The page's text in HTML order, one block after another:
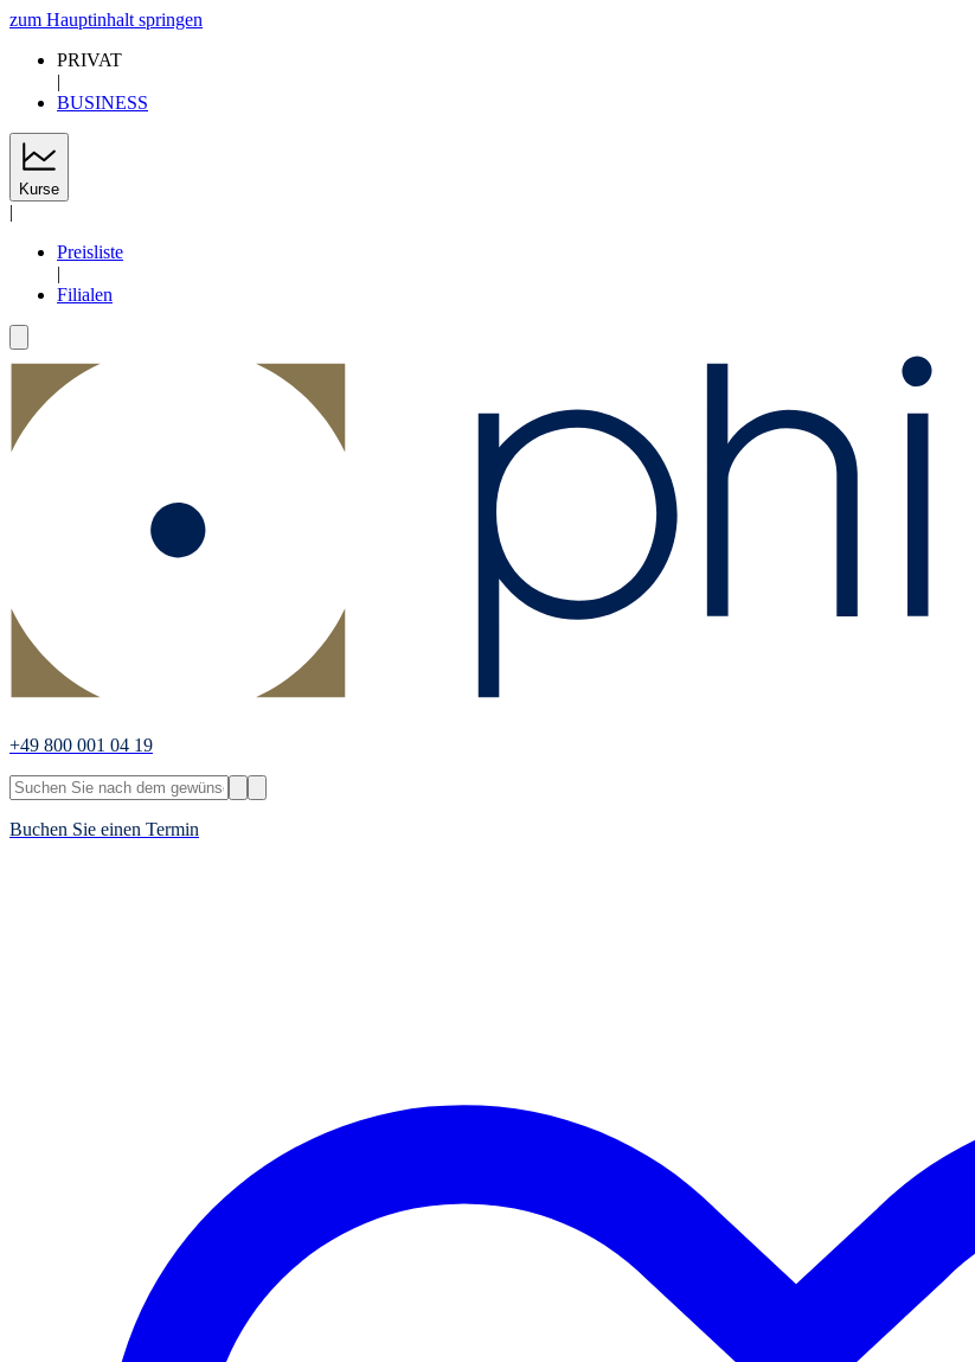
zum Hauptinhalt springen
PRIVAT
|
BUSINESS
Kurse
|
Preisliste
|
Filialen
+49 800 001 04 19
Buchen Sie einen Termin